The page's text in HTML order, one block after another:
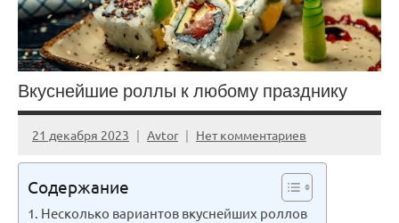
Вкуснейшие роллы к любому празднику
21 декабря 2023 Avtor Нет комментариев
Содержание
Несколько вариантов вкуснейших роллов